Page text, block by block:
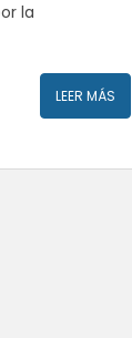
la
LEER MÁS